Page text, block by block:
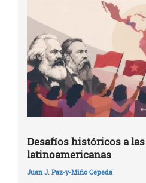
Desafíos históricos a
latinoamericanas
Juan J. Paz-y-Miño Cepeda